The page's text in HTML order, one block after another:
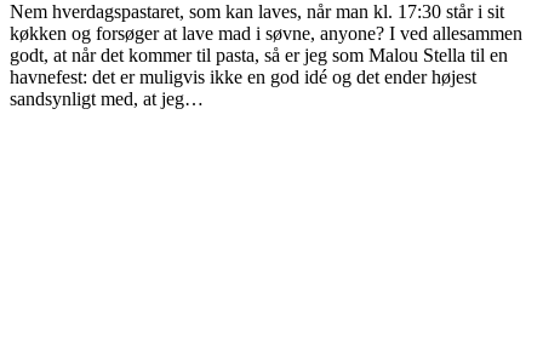
Nem hverdagspastaret, som kan laves, når man kl. 17:30 står i sit
køkken og forsøger at lave mad i søvne, anyone? I ved allesammen
godt, at når det kommer til pasta, så er jeg som Malou Stella til en
havnefest: det er muligvis ikke en god idé og det ender højest
sandsynligt med, at jeg…